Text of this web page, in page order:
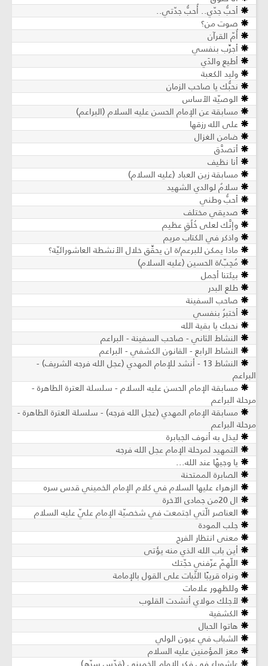
أحبُّ جدّي.. أُحبُّ جدّتي..
صوت من؟
أُمّ القرآن
أجرِّب بنفسي
أطيع والدَي
وليد الكعبة
نحبُّك يا صاحب الزمان
الوصيّة الأساس
مسابقة عن الإمام الحسن عليه السلام (البراعم)
على الله رزقها
ضامن الغزال
أتصدَّق
أنا نظيف
مسابقة زين العباد (عليه السلام)
سلامٌ لوالدي الشهيد
أحبُّ وطني
صديقي مختلف
وإنَّك لعلى خُلُقٍ عظيم
واذكر في الكتاب مريم
ماذا يمكن للبرعم/ة ان يحقِّق خلال الأنشطة العاشورائيّة؟
مُحِبّ/ة الحسين (عليه السلام)
بيئتنا أجمل
طلع البدر
صاحب السفينة
أختبرُ بنفسي
نحبك يا بقية الله
النشاط الثاني - صاحب السفينة - البراعم
النشاط الرابع - القانون الكشفي - البراعم
النشاط 13 - أنشد للإمام المهدي (عجل الله فرجه الشريف) -
البراعم
مسابقة الإمام الحسن عليه السلام - سلسلة العترة الطاهرة -
مرحلة البراعم
مسابقة الإمام المهدي (عجل الله فرجه) - سلسلة العترة الطاهرة -
مرحلة البراعم
ليذل به أنوف الجبابرة
التمهيد لمرحلة الإمام عجل الله فرجه
يا وجيهًا عند الله...
الصابرة الممتحنة
الزهراء عليها السلام في كلام الإمام الخميني قدس سره
ال 20من جمادى الآخرة
العناصر الّتي اجتمعت في شخصيّة الإمام عليّ عليه السلام
جلب المودة
معنى انتظار الفرج
أين باب الله الذي منه يؤتى
اللّهمّ عرّفني حجّتك
ونراه قريبًا الثّبات على القول بالإمامة
وللظهور علامات
لأجلك مولاي أنشدت القلوب
الكشفية
هاتوا الحبال
الشباب في عيون الولي
معز المؤمنين عليه السلام